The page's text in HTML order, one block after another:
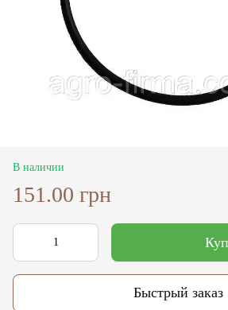
В наличии
151.00 грн
Быстрый заказ